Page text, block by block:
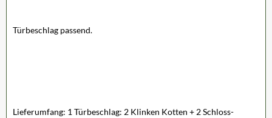
Türbeschlag passend.
Lieferumfang: 1 Türbeschlag: 2 Klinken Kotten + 2 Schloss-